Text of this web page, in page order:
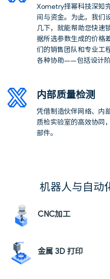
Xometry择幂科技深知
间与资金。为此，我们
几下，就能帮助您快速
据所选参数生成的价格
们的销售团队和专业工
各种协助——包括设计
内部质量检测
凭借制造伙伴网络、内
质检实验室的高效协同
部件。
机器人与自动
CNC加工
金属 3D 打印